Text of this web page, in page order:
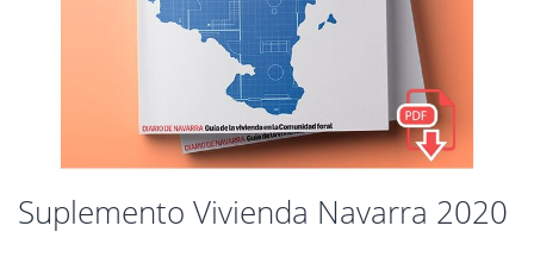
Suplemento Vivienda Navarra 2020
Saltar
al